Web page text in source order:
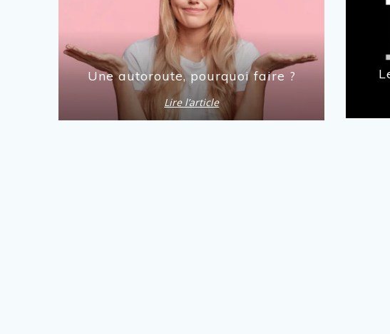
Une autoroute, pourquoi faire ?
Lire l’article